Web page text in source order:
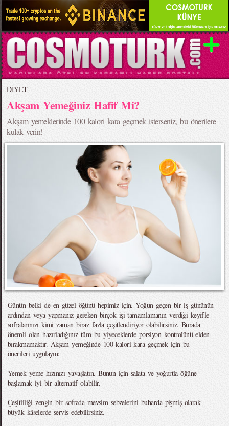
DİYET
Akşam Yemeğiniz Hafif Mi?
Akşam yemeklerinde 100 kalori kara geçmek isterseniz, bu önerilere
kulak verin!
Günün belki de en güzel öğünü hepimiz için. Yoğun geçen bir iş gününün
ardından veya yapmanız gereken birçok işi tamamlamanın verdiği keyifle
sofralarınızı kimi zaman biraz fazla çeşitlendiriyor olabilirsiniz. Burada
önemli olan hazırladığınız tüm bu yiyeceklerde porsiyon kontrolünü elden
bırakmamaktır. Akşam yemeğinde 100 kalori kara geçmek için bu
önerileri uygulayın:
Yemek yeme hızınızı yavaşlatın. Bunun için salata ve yoğurtla öğüne
başlamak iyi bir alternatif olabilir.
Çeşitliliği zengin bir sofrada mevsim sebzelerini buharda pişmiş olarak
büyük kâselerde servis edebilirsiniz.